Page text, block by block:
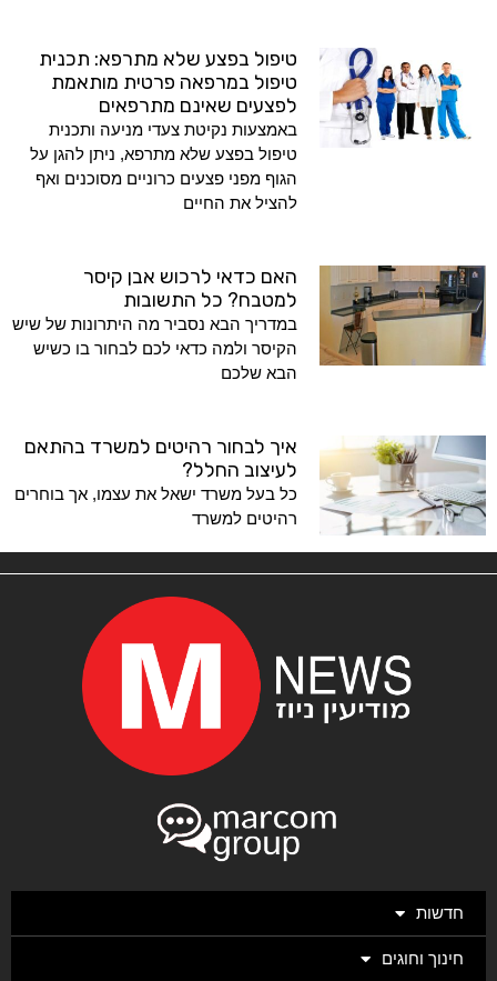
טיפול בפצע שלא מתרפא: תכנית
טיפול במרפאה פרטית מותאמת
לפצעים שאינם מתרפאים
באמצעות נקיטת צעדי מניעה ותכנית
טיפול בפצע שלא מתרפא, ניתן להגן על
הגוף מפני פצעים כרוניים מסוכנים ואף
להציל את החיים
האם כדאי לרכוש אבן קיסר
למטבח? כל התשובות
במדריך הבא נסביר מה היתרונות של שיש
הקיסר ולמה כדאי לכם לבחור בו כשיש
הבא שלכם
איך לבחור רהיטים למשרד בהתאם
לעיצוב החלל?
כל בעל משרד ישאל את עצמו, אך בוחרים
רהיטים למשרד
חדשות
חינוך וחוגים